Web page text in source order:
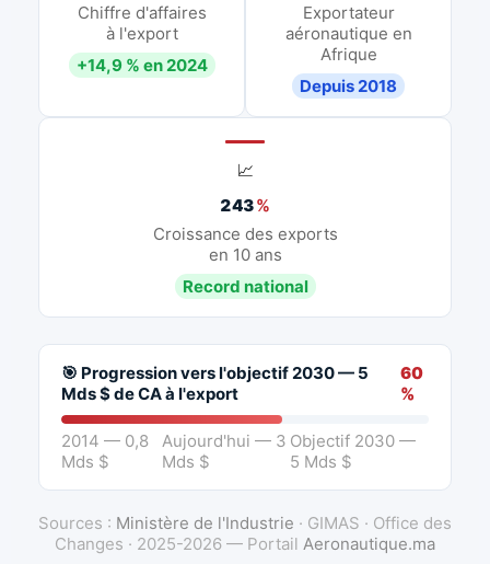
Chiffre d'affaires
à l'export
+14,9 % en 2024
Exportateur
aéronautique en
Afrique
Depuis 2018
📈
243%
Croissance des exports
en 10 ans
Record national
🎯 Progression vers l'objectif 2030 — 5
Mds $ de CA à l'export
60
%
2014 — 0,8
Mds $
Aujourd'hui — 3
Mds $
Objectif 2030 —
5 Mds $
Sources : Ministère de l'Industrie · GIMAS · Office des
Changes · 2025-2026 — Portail Aeronautique.ma